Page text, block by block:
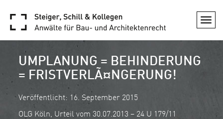
UMPLANUNG = BEHINDERUNG
= FRISTVERLÃ¤NGERUNG!
Veröffentlicht: 16. September 2015
OLG Köln, Urteil vom 30.07.2013 – 24 U 179/11